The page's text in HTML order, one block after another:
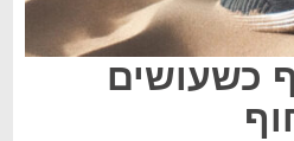
כשעושים